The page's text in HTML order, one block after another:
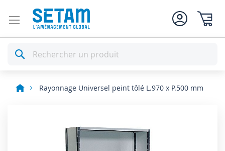
Rechercher
Rayonnage Universel peint tôlé L.970 x P.500 mm